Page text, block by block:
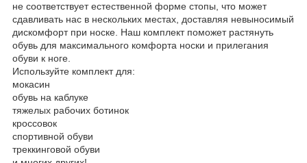
не соответствует естественной форме стопы, что может
сдавливать нас в нескольких местах, доставляя невыносимый
дискомфорт при носке. Наш комплект поможет растянуть
обувь для максимального комфорта носки и прилегания
обуви к ноге.
Используйте комплект для:
мокасин
обувь на каблуке
тяжелых рабочих ботинок
кроссовок
спортивной обуви
треккинговой обуви